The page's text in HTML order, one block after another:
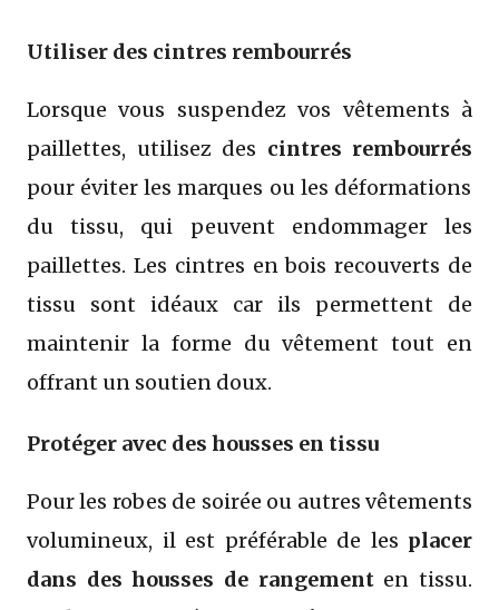
Utiliser des cintres rembourrés
Lorsque vous suspendez vos vêtements à
paillettes, utilisez des cintres rembourrés
pour éviter les marques ou les déformations
du tissu, qui peuvent endommager les
paillettes. Les cintres en bois recouverts de
tissu sont idéaux car ils permettent de
maintenir la forme du vêtement tout en
offrant un soutien doux.
Protéger avec des housses en tissu
Pour les robes de soirée ou autres vêtements
volumineux, il est préférable de les placer
dans des housses de rangementen tissu.